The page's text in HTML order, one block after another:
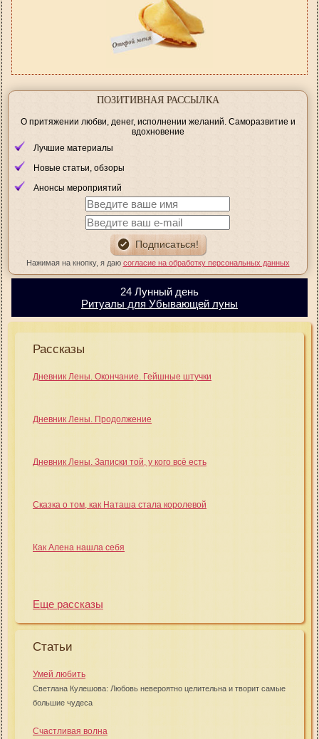
ПОЗИТИВНАЯ РАССЫЛКА
О притяжении любви, денег, исполнении желаний. Саморазвитие и
вдохновение
Лучшие материалы
Новые статьи, обзоры
Анонсы мероприятий
Нажимая на кнопку, я даю согласие на обработку персональных данных
24 Лунный день
Ритуалы для Убывающей луны
Рассказы
Дневник Лены. Окончание. Гейшные штучки
Дневник Лены. Продолжение
Дневник Лены. Записки той, у кого всё есть
Сказка о том, как Наташа стала королевой
Как Алена нашла себя
Еще рассказы
Статьи
Умей любить
Светлана Кулешова: Любовь невероятно целительна и творит самые
большие чудеса
Счастливая волна